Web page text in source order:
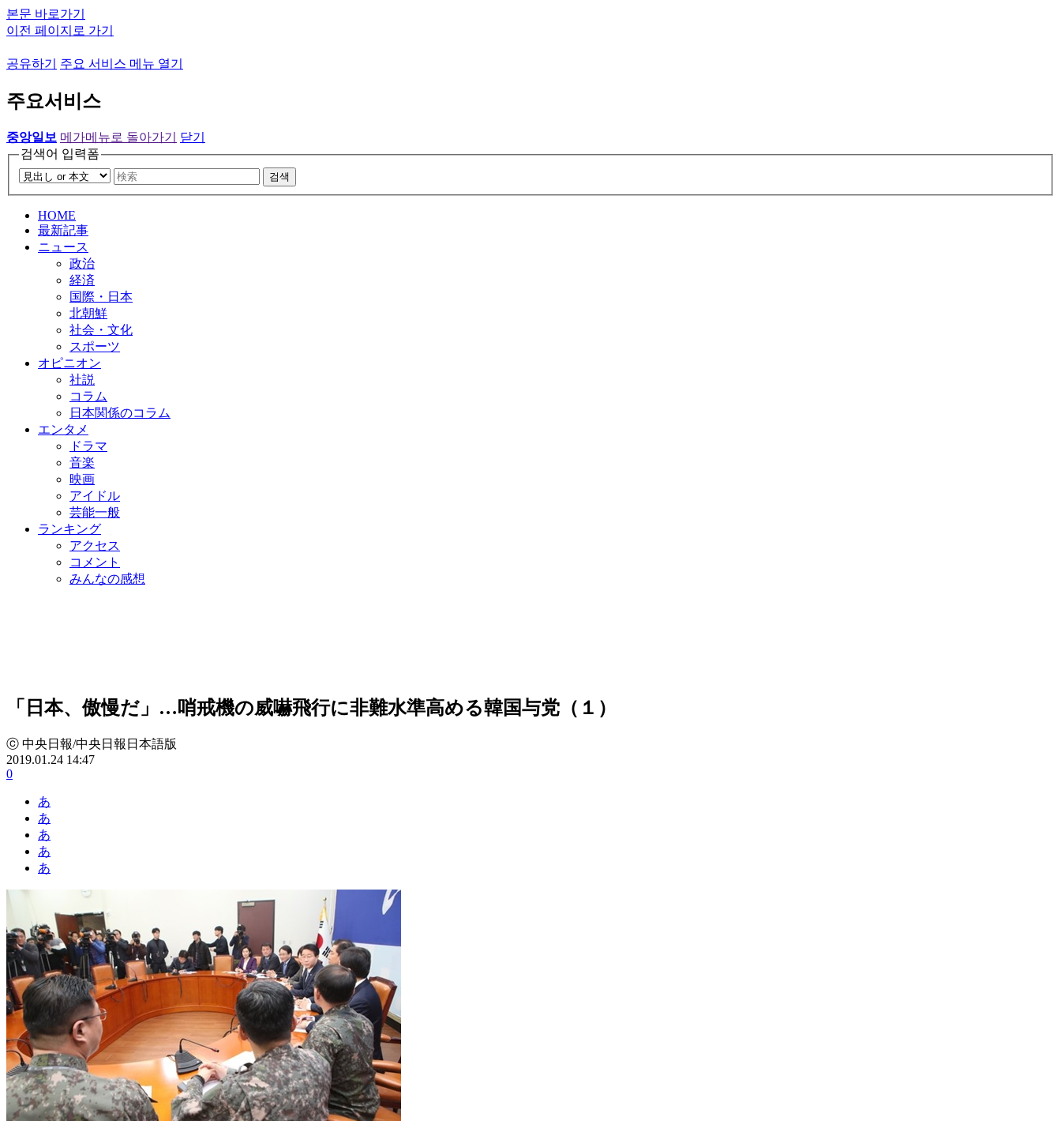
본문 바로가기
이전 페이지로 가기
공유하기 주요 서비스 메뉴 열기
주요서비스
중앙일보 메가메뉴로 돌아가기
닫기
검색어 입력폼
검색
HOME
最新記事
ニュース
政治
経済
国際・日本
北朝鮮
社会・文化
スポーツ
オピニオン
社説
コラム
日本関係のコラム
エンタメ
ドラマ
音楽
映画
アイドル
芸能一般
ランキング
アクセス
コメント
みんなの感想
「日本、傲慢だ」…哨戒機の威嚇飛行に非難水準高める韓国与党（１）
ⓒ 中央日報/中央日報日本語版
2019.01.24 14:47
0
あ
あ
あ
あ
あ